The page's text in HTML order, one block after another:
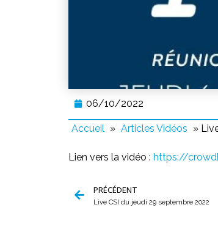
06/10/2022
Accueil » Articles Vidéos »
Lien vers la vidéo : https://
PRÉCÉDENT
Live CSI du jeudi 29 septembre 2022